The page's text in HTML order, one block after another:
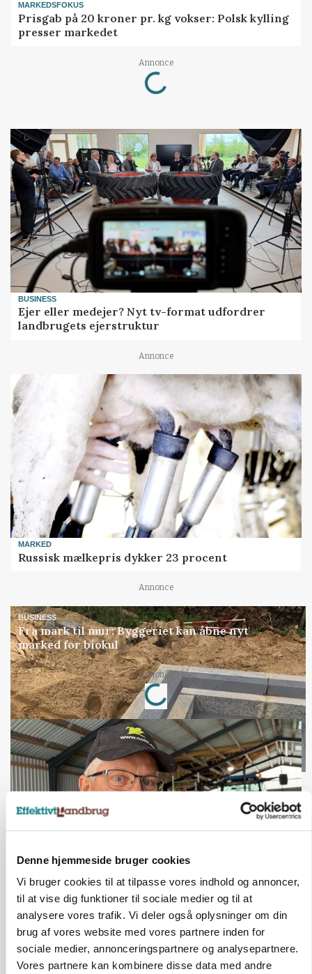
Denne hjemmeside bruger cookies
Vi bruger cookies til at tilpasse vores indhold og annoncer,
til at vise dig funktioner til sociale medier og til at
analysere vores trafik. Vi deler også oplysninger om din
brug af vores website med vores partnere inden for
sociale medier, annonceringspartnere og analysepartnere.
Vores partnere kan kombinere disse data med andre
MARKEDSFOKUS
Prisgab på 20 kroner pr. kg vokser: Polsk kylling
presser markedet
Annonce
Loading...
BUSINESS
Ejer eller medejer? Nyt tv-format udfordrer
landbrugets ejerstruktur
Annonce
MARKED
Russisk mælkepris dykker 23 procent
Annonce
BUSINESS
Fra mark til mur: Byggeriet kan åbne nyt
marked for biokul
Annonce
Loading...
POLITIK
»Nu stopper I«: Landbrugsdebattør og
protestgruppe vil demonstrere mod ny
gødskningslov